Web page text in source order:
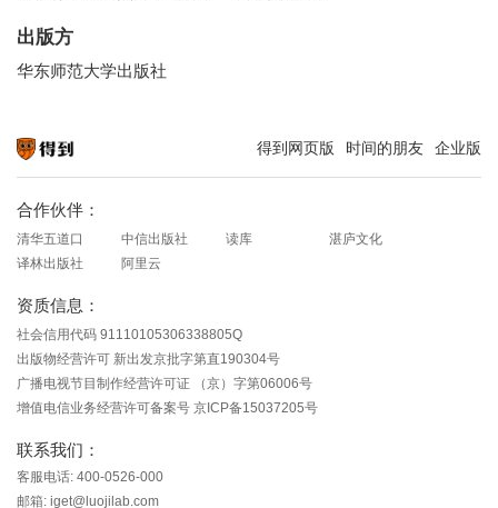
出版方
华东师范大学出版社
得到网页版 时间的朋友 企业版
合作伙伴：
清华五道口 中信出版社 读库
湛庐文化
译林出版社
阿里云
资质信息：
社会信用代码 91110105306338805Q
出版物经营许可 新出发京批字第直190304号
广播电视节目制作经营许可证 （京）字第06006号
增值电信业务经营许可备案号 京ICP备15037205号
联系我们：
客服电话: 400-0526-000
邮箱: iget@luojilab.com